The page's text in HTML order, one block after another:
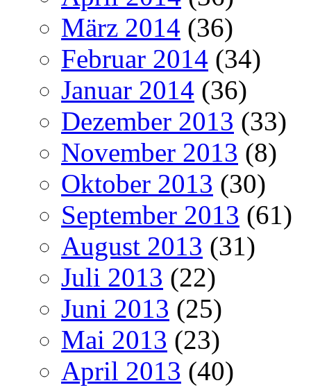
März 2014 (36)
Februar 2014 (34)
Januar 2014 (36)
Dezember 2013 (33)
November 2013 (8)
Oktober 2013 (30)
September 2013 (61)
August 2013 (31)
Juli 2013 (22)
Juni 2013 (25)
Mai 2013 (23)
April 2013 (40)